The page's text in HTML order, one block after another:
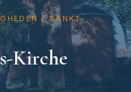
/SANKT-
Kirche